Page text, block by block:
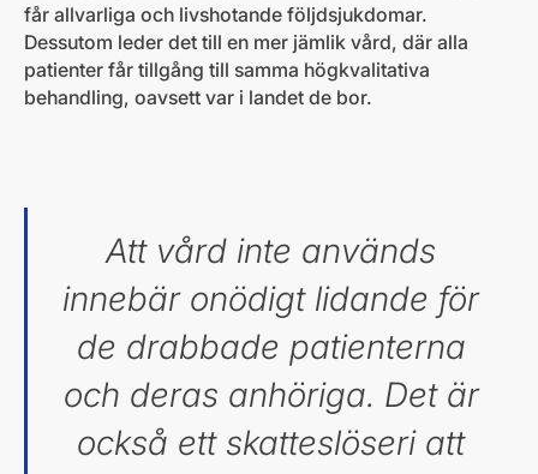
får allvarliga och livshotande följdsjukdomar.
Dessutom leder det till en mer jämlik vård, där alla
patienter får tillgång till samma högkvalitativa
behandling, oavsett var i landet de bor.
Att vård inte används
innebär onödigt lidande för
de drabbade patienterna
och deras anhöriga. Det är
också ett skatteslöseri att